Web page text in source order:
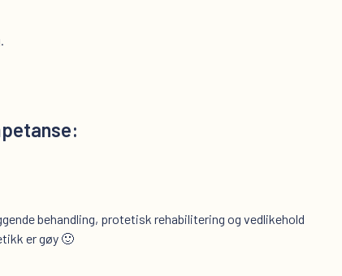
behandling, protetisk rehabilitering og vedlikehold
er gøy 🙂